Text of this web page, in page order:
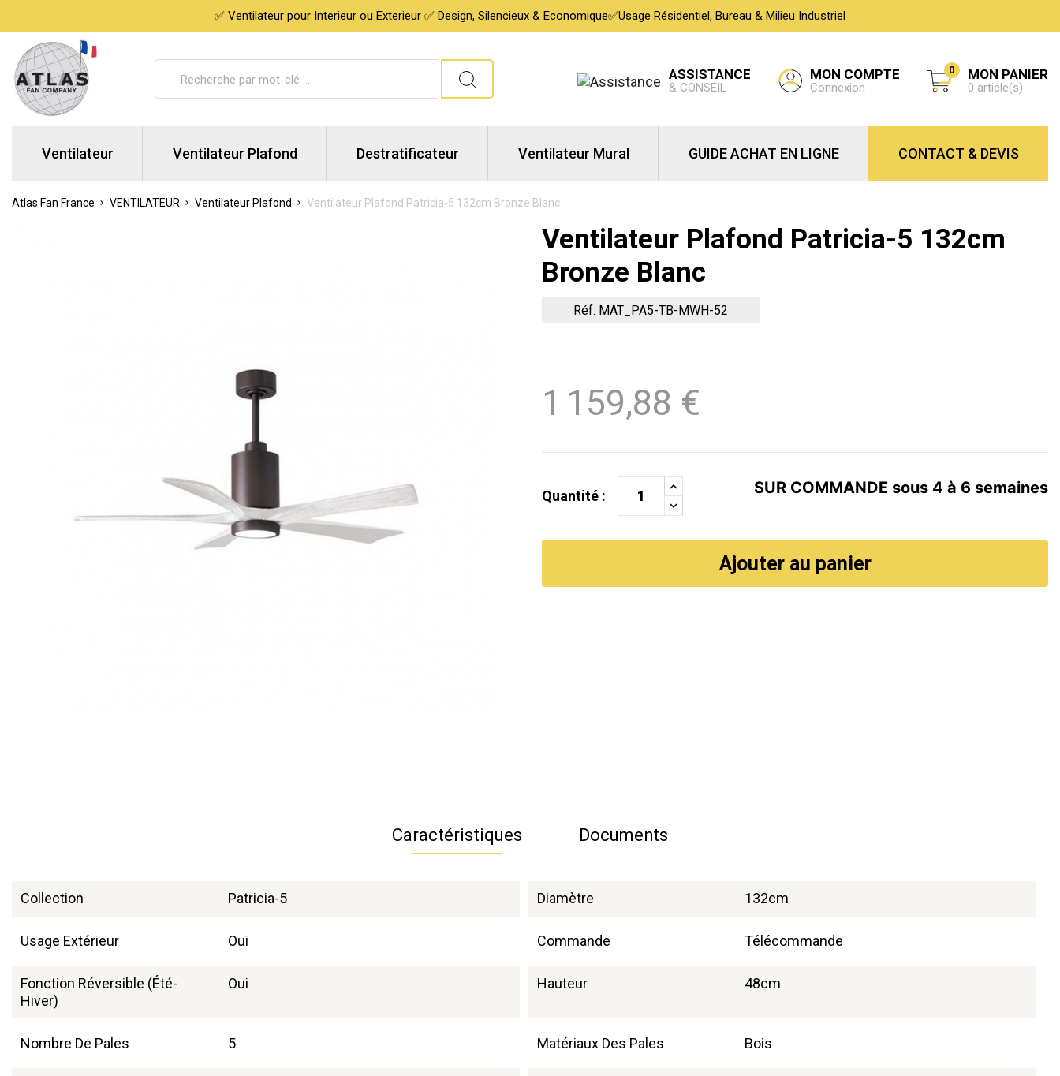
✅ Ventilateur pour Interieur ou Exterieur ✅ Design, Silencieux & Economique✅Usage Résidentiel, Bureau & Milieu Industriel
ASSISTANCE
& CONSEIL
MON COMPTE
Connexion
0 MON PANIER
0 article(s)
Ventilateur Ventilateur Plafond Destratificateur Ventilateur Mural GUIDE ACHAT EN LIGNE CONTACT & DEVIS
Atlas Fan France VENTILATEUR Ventilateur Plafond Ventilateur Plafond Patricia-5 132cm Bronze Blanc
Ventilateur Plafond Patricia-5 132cm
Bronze Blanc
Réf. MAT_PA5-TB-MWH-52
1 159,88 €
Quantité : SUR COMMANDE sous 4 à 6 semaines
Ajouter au panier
Caractéristiques
Collection Patricia-5 Diamètre 132cm
Usage Extérieur Oui Commande Télécommande
Fonction Réversible (été-
Hiver)
Oui Hauteur 48cm
Nombre De Pales 5 Matériaux Des Pales Bois
Documents